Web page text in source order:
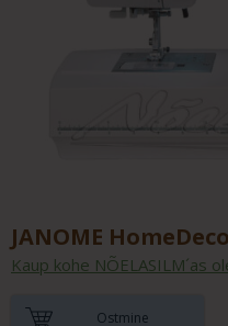
JANOME
Kaup kohe NÕELASILM´as
Ostmine